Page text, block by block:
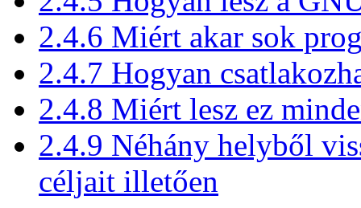
2.4.6 Miért akar sok
2.4.7 Hogyan
2.4.8 Miért lesz ez
2.4.9 Néhány helyből
céljait illetően